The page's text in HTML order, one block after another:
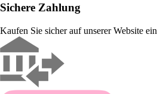
Sichere Zahlung
Kaufen Sie sicher auf unserer Website ein